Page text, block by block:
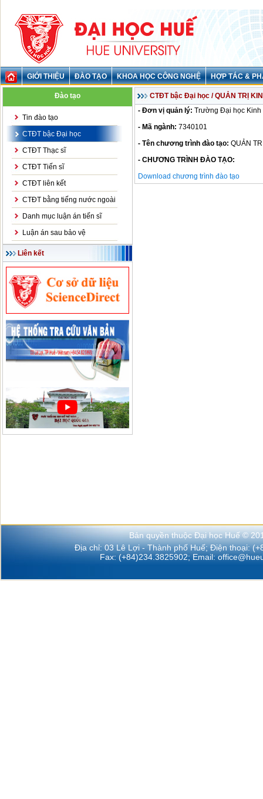
GIỚI THIỆU ĐÀO TẠO KHOA HỌC CÔNG NGHỆ HỢP TÁC &
Đào tạo
Tin đào tạo
CTĐT bậc Đại học
CTĐT Thạc sĩ
CTĐT Tiến sĩ
CTĐT liên kết
CTĐT bằng tiếng nước ngoài
Danh mục luận án tiến sĩ
Luận án sau bảo vệ
Liên kết
CTĐT bậc Đại học / QUẢN TRỊ
- Đơn vị quản lý: Trường Đại học Kinh
- Mã ngành: 7340101
- Tên chương trình đào tạo: QUẢN
- CHƯƠNG TRÌNH ĐÀO TẠO:
Download chương trình đào tạo
Bản quyền thuộc Đại học Huế ©
Địa chỉ: 03 Lê Lợi - Thành phố Huế; Điện thoại:
Fax: (+84)234.3825902; Email: